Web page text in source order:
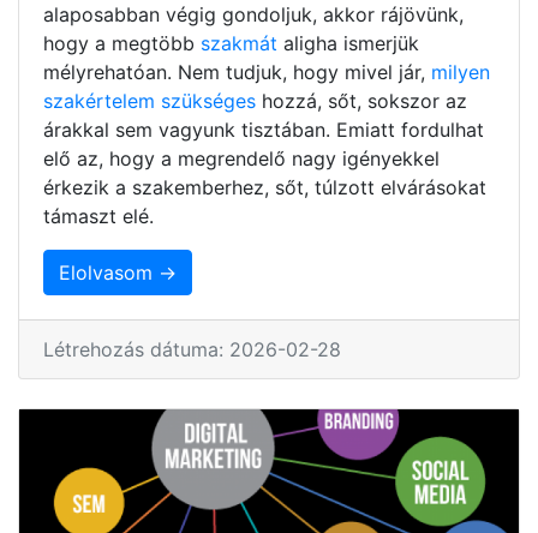
alaposabban végig gondoljuk, akkor rájövünk,
hogy a megtöbb szakmát aligha ismerjük
mélyrehatóan. Nem tudjuk, hogy mivel jár, milyen
szakértelem szükséges hozzá, sőt, sokszor az
árakkal sem vagyunk tisztában. Emiatt fordulhat
elő az, hogy a megrendelő nagy igényekkel
érkezik a szakemberhez, sőt, túlzott elvárásokat
támaszt elé.
Elolvasom →
Létrehozás dátuma: 2026-02-28